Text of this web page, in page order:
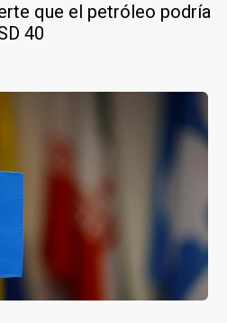
que el petróleo podría
40